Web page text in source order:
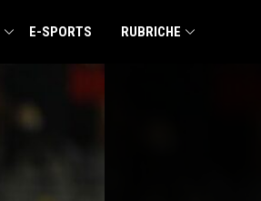
E-SPORTS RUBRICHE